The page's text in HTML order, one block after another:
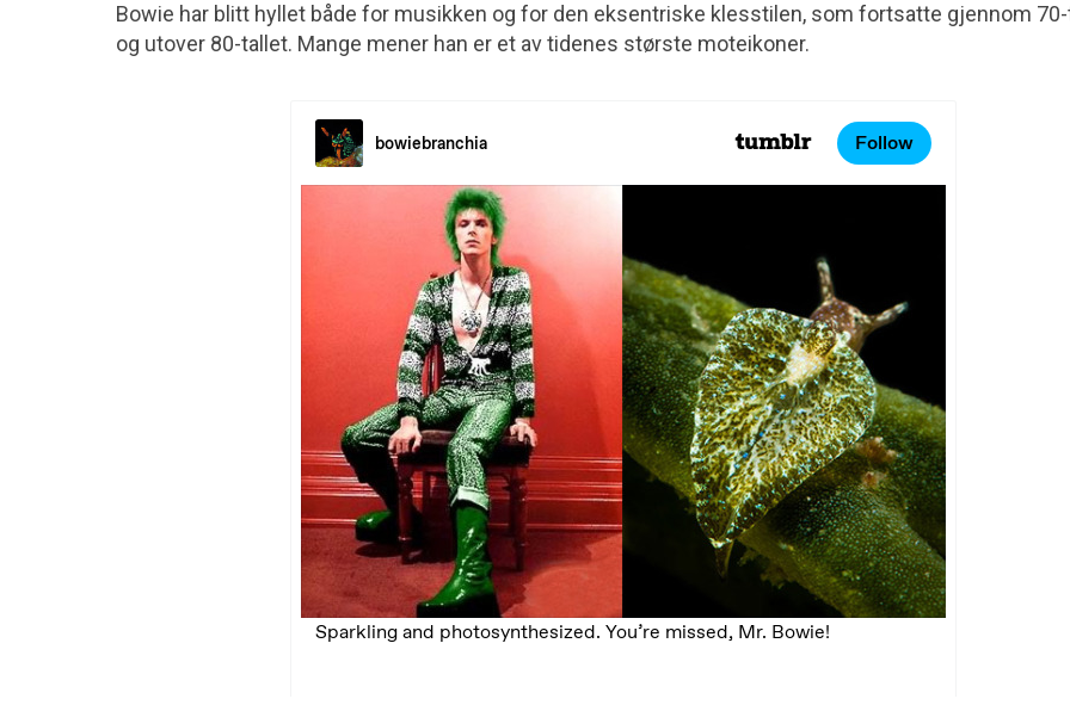
Bowie har blitt hyllet både for musikken og for den eksentriske klesstilen, som fortsatte gjennom
og utover 80-tallet. Mange mener han er et av tidenes største moteikoner.